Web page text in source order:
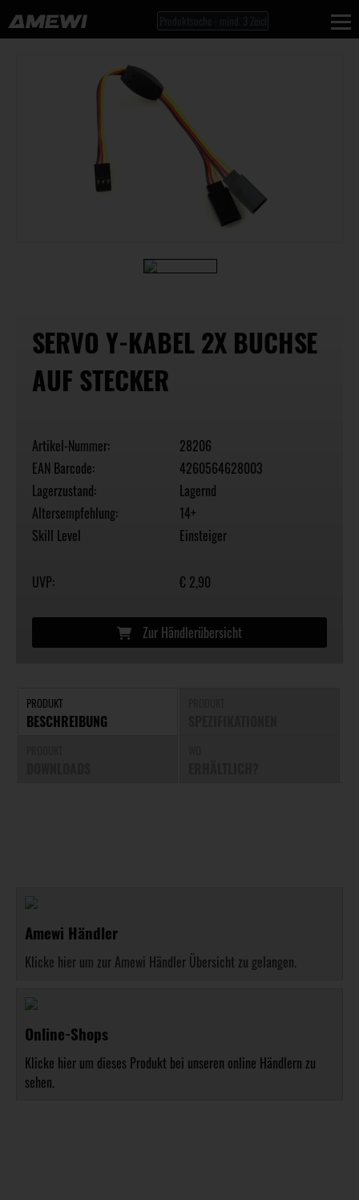
SERVO Y-KABEL 2X BUCHSE
AUF STECKER
Artikel-Nummer:
28206
EAN Barcode:
4260564628003
Lagerzustand:
Lagernd
Altersempfehlung:
14+
Skill Level
Einsteiger
UVP: € 2,90
Zur Händlerübersicht
PRODUKT
BESCHREIBUNG
Amewi Händler
Klicke hier um zur Amewi Händler Übersicht zu gelangen.
Online-Shops
Klicke hier um dieses Produkt bei unseren online Händlern zu
sehen.